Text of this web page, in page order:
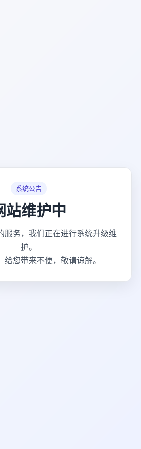
系统公告
站维护中
服务，我们正在进行系统升级维
护。
给您带来不便，敬请谅解。